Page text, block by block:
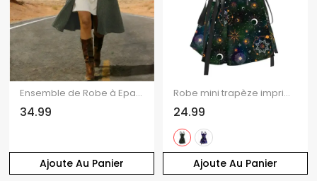
Ajoute Au Panier
Ensemble de Robe à Epaule Dénudée à Volants et de Mini-Haut Côtelé à Lacets Deux Pièces
34.99
Ajoute Au Panier
Robe mini trapèze imprimée galaxie soleil et étoiles, demi-zip, laçage, taille haute, bretelles.
24.99